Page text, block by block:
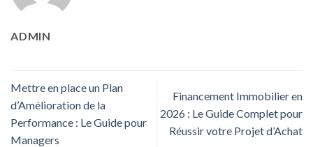
ADMIN
Mettre en place un Plan
d’Amélioration de la
Performance : Le Guide pour
Managers
Financement Immobilier en
2026 : Le Guide Complet pour
Réussir votre Projet d’Achat